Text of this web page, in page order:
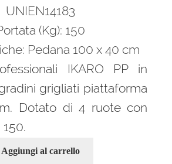
UNIEN14183
(Kg): 150
Pedana 100 x 40 cm
IKARO PP in
grigliati piattaforma
Dotato di 4 ruote con
Aggiungi al carrello